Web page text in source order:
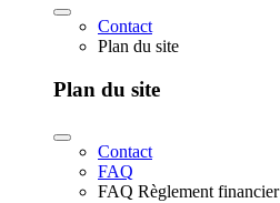
Contact
Plan du site
Plan du site
Contact
FAQ
FAQ Règlement financier